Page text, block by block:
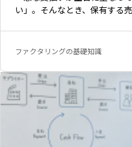
い」。そんなとき、保有する
ファクタリングの基礎知識